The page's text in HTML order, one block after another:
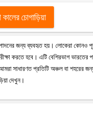
চোগাড়িয়া
জন্য ব্যবহৃত হয়। লোকেরা
করতে হবে। এটি বেশিরভাগ ভারতের
সাধারণত প্রতিটি অঞ্চল বা শহরের
দেখুন।